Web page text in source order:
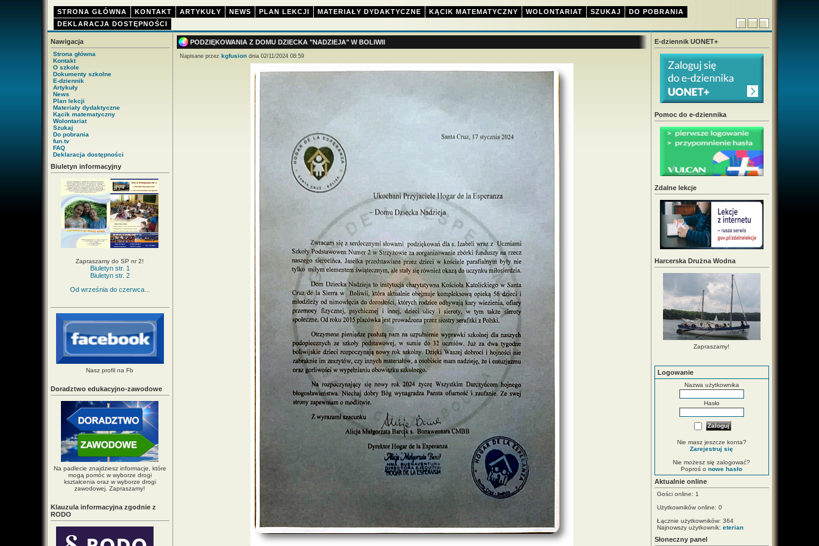
STRONA GŁÓWNA KONTAKT ARTYKUŁY NEWS PLAN LEKCJI MATERIAŁY DYDAKTYCZNE KĄCIK MATEMATYCZNY WOLONTARIAT SZUKAJ
DO POBRANIA
DEKLARACJA DOSTĘPNOŚCI
Nawigacja
Strona główna
Kontakt
O szkole
Dokumenty szkolne
E-dziennik
Artykuły
News
Plan lekcji
Materiały dydaktyczne
Kącik matematyczny
Wolontariat
Szukaj
Do pobrania
fun.tv
FAQ
Deklaracja dostępności
Biuletyn informacyjny
Zapraszamy do SP nr 2!
Biuletyn str. 1
Biuletyn str. 2
Od września do czerwca...
Nasz profil na Fb
Doradztwo edukacyjno-zawodowe
Na padlecie znajdziesz informacje, które
mogą pomóc w wyborze drogi
kształcenia oraz w wyborze drogi
zawodowej. Zapraszamy!
Klauzula informacyjna zgodnie z
RODO
PODZIĘKOWANIA Z DOMU DZIECKA "NADZIEJA" W BOLIWII
Napisane przez kgfusiondnia 02/11/2024 08:59
E-dziennik UONET+
Pomoc do e-dziennika
Zdalne lekcje
Harcerska Drużna Wodna
Zapraszamy!
Logowanie
Nazwa użytkownika
Hasło
Nie masz jeszcze konta?
Zarejestruj się
Nie możesz się zalogować?
Poproś o nowe hasło
Aktualnie online
Gości online: 1
Użytkowników online: 0
Łącznie użytkowników: 364
Najnowszy użytkownik: eterian
Słoneczny panel